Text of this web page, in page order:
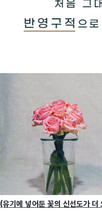
(유기에 넣어둔 꽃의 신선도가